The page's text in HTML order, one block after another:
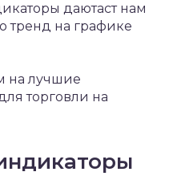
даютаст нам
тренд на графике
на лучшие
торговли на